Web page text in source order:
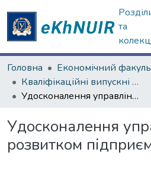
та
Головна
Економічний
Кваліфікаційні випускні роботи магістрів. Економічний факультет
Удосконалення управління розвитком підприємства
Удосконалення
розвитком